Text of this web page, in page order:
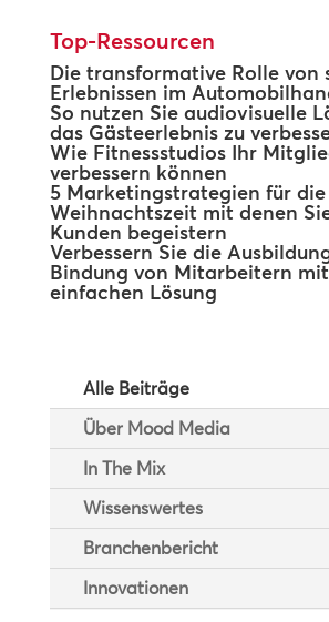
Top-Ressourcen
Die transformative Rolle von
Erlebnissen im
So nutzen Sie audiovisuelle
das Gästeerlebnis zu
Wie Fitnessstudios Ihr
verbessern können
5 Marketingstrategien für die
Weihnachtszeit mit denen
Kunden begeistern
Verbessern Sie die
Bindung von Mitarbeitern
einfachen Lösung
Alle Beiträge
Über Mood Media
In The Mix
Wissenswertes
Branchenbericht
Innovationen